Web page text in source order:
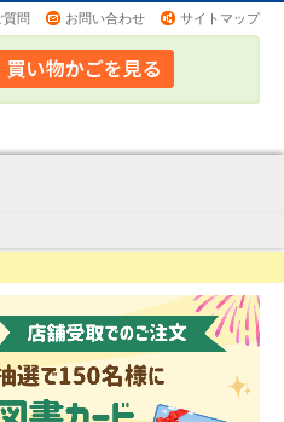
質問 お問い合わせ サイトマップ